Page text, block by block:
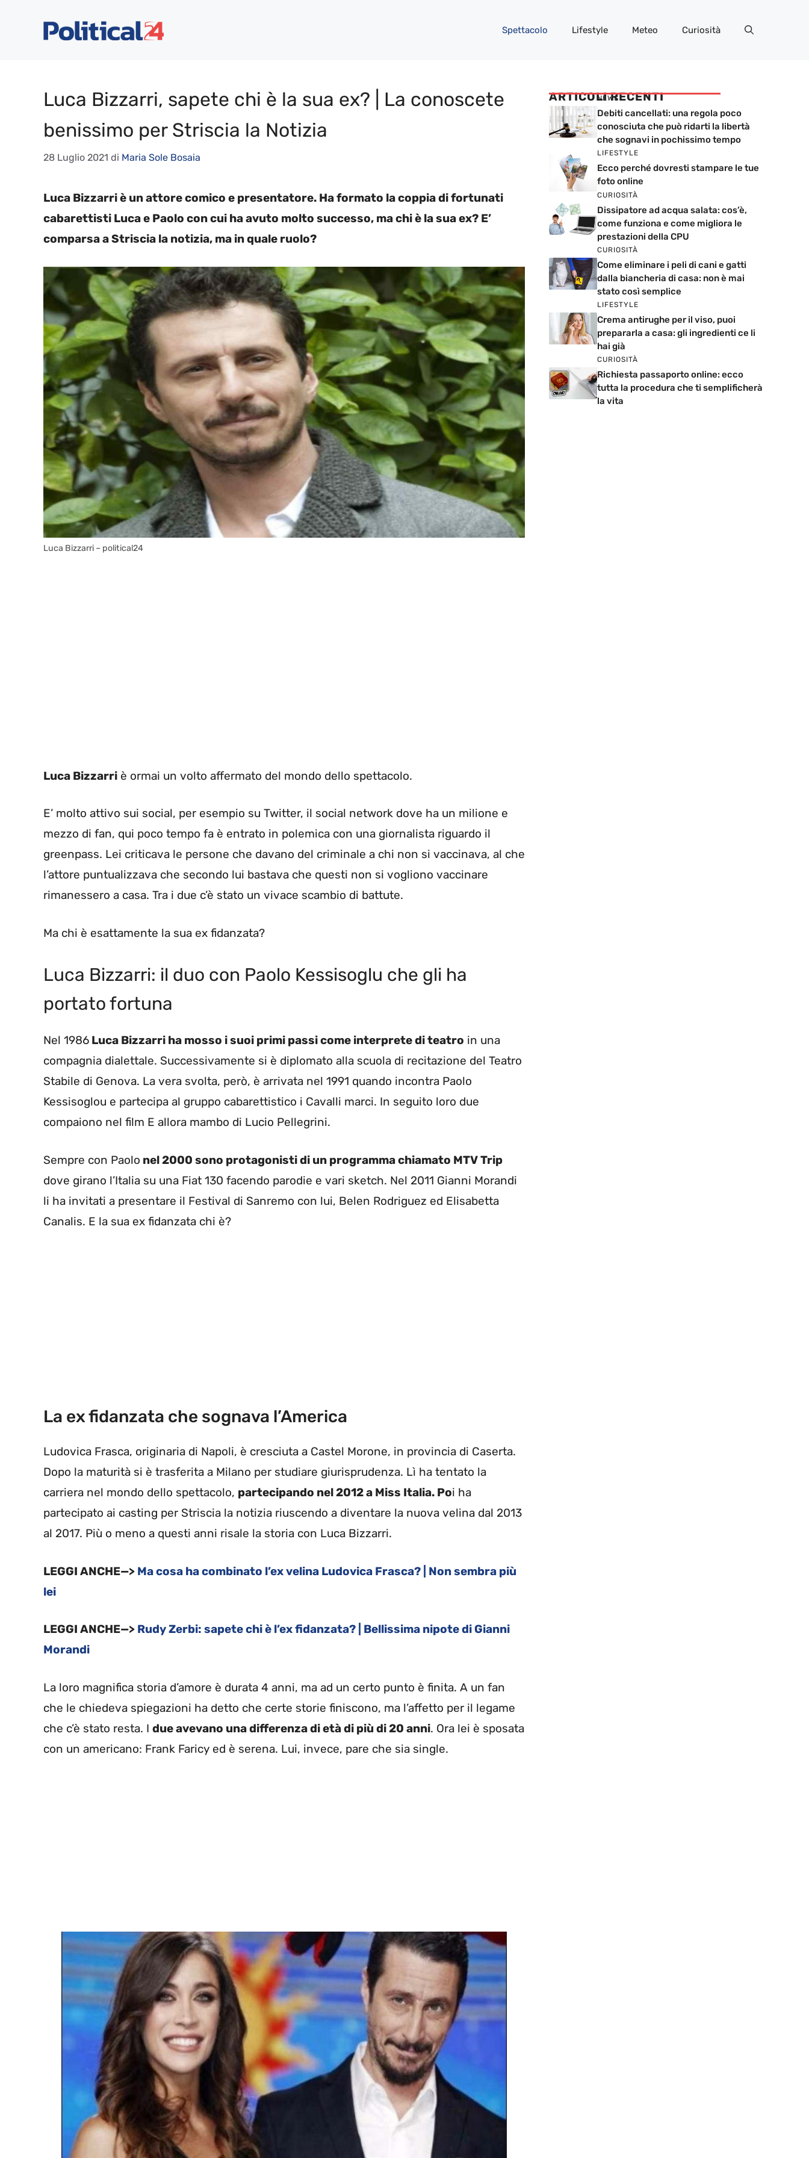
Spettacolo Lifestyle Meteo Curiosità
Luca Bizzarri, sapete chi è la sua ex? | La conoscete
benissimo per Striscia la Notizia
28 Luglio 2021 di Maria Sole Bosaia
Luca Bizzarri è un attore comico e presentatore. Ha formato la coppia di fortunati
cabarettisti Luca e Paolo con cui ha avuto molto successo, ma chi è la sua ex? E’
comparsa a Striscia la notizia, ma in quale ruolo?
Luca Bizzarri – political24
Luca Bizzarri è ormai un volto affermato del mondo dello spettacolo.
E’ molto attivo sui social, per esempio su Twitter, il social network dove ha un milione e
mezzo di fan, qui poco tempo fa è entrato in polemica con una giornalista riguardo il
greenpass. Lei criticava le persone che davano del criminale a chi non si vaccinava, al che
l’attore puntualizzava che secondo lui bastava che questi non si vogliono vaccinare
rimanessero a casa. Tra i due c’è stato un vivace scambio di battute.
Ma chi è esattamente la sua ex fidanzata?
Luca Bizzarri: il duo con Paolo Kessisoglu che gli ha
portato fortuna
Nel 1986 Luca Bizzarri ha mosso i suoi primi passi come interprete di teatro in una
compagnia dialettale. Successivamente si è diplomato alla scuola di recitazione del Teatro
Stabile di Genova. La vera svolta, però, è arrivata nel 1991 quando incontra Paolo
Kessisoglou e partecipa al gruppo cabarettistico i Cavalli marci. In seguito loro due
compaiono nel film E allora mambo di Lucio Pellegrini.
Sempre con Paolo nel 2000 sono protagonisti di un programma chiamato MTV Trip
dove girano l’Italia su una Fiat 130 facendo parodie e vari sketch. Nel 2011 Gianni Morandi
li ha invitati a presentare il Festival di Sanremo con lui, Belen Rodriguez ed Elisabetta
Canalis. E la sua ex fidanzata chi è?
La ex fidanzata che sognava l’America
Ludovica Frasca, originaria di Napoli, è cresciuta a Castel Morone, in provincia di Caserta.
Dopo la maturità si è trasferita a Milano per studiare giurisprudenza. Lì ha tentato la
carriera nel mondo dello spettacolo, partecipando nel 2012 a Miss Italia. Poi ha
partecipato ai casting per Striscia la notizia riuscendo a diventare la nuova velina dal 2013
al 2017. Più o meno a questi anni risale la storia con Luca Bizzarri.
LEGGI ANCHE—> Ma cosa ha combinato l’ex velina Ludovica Frasca? | Non sembra più
lei
LEGGI ANCHE—> Rudy Zerbi: sapete chi è l’ex fidanzata? | Bellissima nipote di Gianni
Morandi
La loro magnifica storia d’amore è durata 4 anni, ma ad un certo punto è finita. A un fan
che le chiedeva spiegazioni ha detto che certe storie finiscono, ma l’affetto per il legame
che c’è stato resta. I due avevano una differenza di età di più di 20 anni. Ora lei è sposata
con un americano: Frank Faricy ed è serena. Lui, invece, pare che sia single.
ARTICOLI RECENTI
NEWS
Debiti cancellati: una regola poco
conosciuta che può ridarti la libertà
che sognavi in pochissimo tempo
LIFESTYLE
Ecco perché dovresti stampare le tue
foto online
CURIOSITÀ
Dissipatore ad acqua salata: cos’è,
come funziona e come migliora le
prestazioni della CPU
CURIOSITÀ
Come eliminare i peli di cani e gatti
dalla biancheria di casa: non è mai
stato così semplice
LIFESTYLE
Crema antirughe per il viso, puoi
prepararla a casa: gli ingredienti ce li
hai già
CURIOSITÀ
Richiesta passaporto online: ecco
tutta la procedura che ti semplificherà
la vita